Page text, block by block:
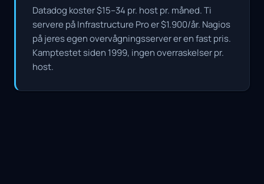
Datadog koster $15–34 pr. host pr. måned. Ti
servere på Infrastructure Pro er $1.900/år. Nagios
på jeres egen overvågningsserver er en fast pris.
Kamptestet siden 1999, ingen overraskelser pr.
host.